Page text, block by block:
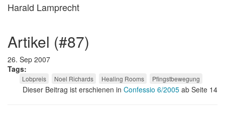
Harald Lamprecht
artikel (#87)
26. Sep 2007
Tags
Lobpreis Noel Richards Healing Rooms Pfingstbewegung
Dieser Beitrag ist erschienen in Confessio 6/2005 ab Seite 14